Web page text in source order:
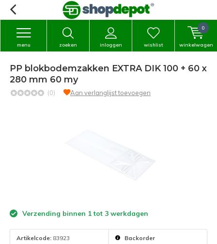
zoeken inloggen
menu wishlist winkelwagen
0
PP blokbodemzakken EXTRA DIK 100 + 60 x
280 mm 60 my
(0) Aan verlanglijst toevoegen
Verzending binnen 1 tot 3 werkdagen
Artikelcode: 83923 Backorder